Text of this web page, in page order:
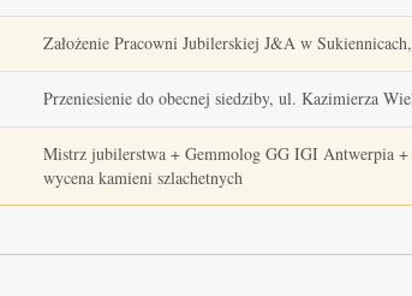
Założenie Pracowni Jubilerskiej J&A w
Przeniesienie do obecnej siedziby, ul. Kazimierza
Mistrz jubilerstwa + Gemmolog GG IGI Antwerpia +
wycena kamieni szlachetnych